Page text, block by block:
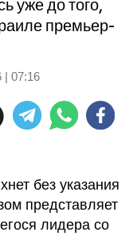
уже до того,
премьер-
| 07:16
без указания
представляет
лидера со